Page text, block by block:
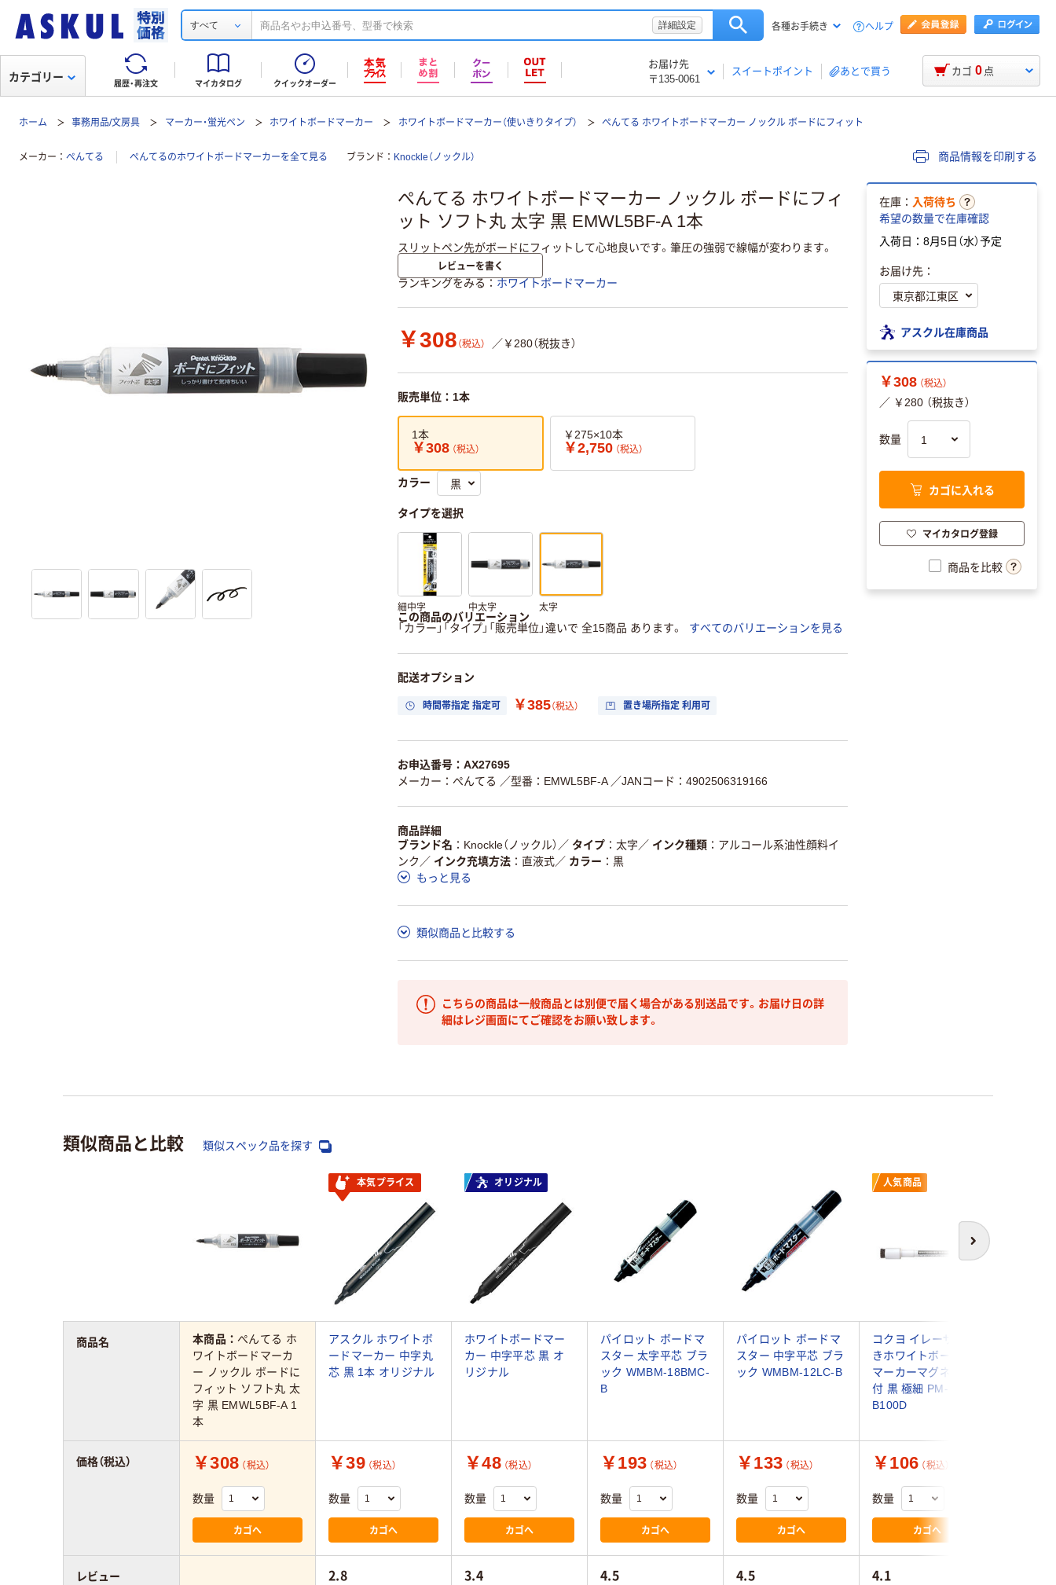
すべて 詳細設定 各種お手続き ヘルプ
履歴・再注文 マイカタログ クイックオーダー
お届け先
〒135-0061
スイートポイント あとで買う
カテゴリー カゴ 0 点
ホーム 事務用品/文房具 マーカー・蛍光ペン ホワイトボードマーカー ホワイトボードマーカー（使いきりタイプ） ぺんてる ホワイトボードマーカー ノックル ボードにフィット
メーカー ぺんてる ぺんてるのホワイトボードマーカーを全て見る ブランド Knockle（ノックル） 商品情報を印刷する
ぺんてる ホワイトボードマーカー ノックル ボードにフィ
ット ソフト丸 太字 黒 EMWL5BF-A 1本
スリットペン先がボードにフィットして心地良いです。筆圧の強弱で線幅が変わります。
レビューを書く
ランキングをみる ホワイトボードマーカー
￥308 （税込） ／￥280（税抜き）
販売単位：1本
1本
￥308 （税込）
￥275×10本
￥2,750 （税込）
カラー
タイプを選択
細中字 中太字 太字
この商品のバリエーション
「カラー」「タイプ」「販売単位」違いで 全15商品 あります。
すべてのバリエーションを見る
配送オプション
時間帯指定 指定可 ￥385（税込） 置き場所指定 利用可
お申込番号：AX27695
メーカー：ぺんてる ／型番：EMWL5BF-A ／JANコード：4902506319166
商品詳細
ブランド名
Knockle（ノックル） ／ タイプ 太字 ／ インク種類
アルコール系油性顔料イ
ンク ／ インク充填方法 直液式／ カラー
黒
もっと見る
類似商品と比較する
こちらの商品は一般商品とは別便で届く場合がある別送品です。お届け日の詳
細はレジ画面にてご確認をお願い致します。
在庫： 入荷待ち
希望の数量で在庫確認
入荷日：8月5日（水）予定
お届け先：
アスクル在庫商品
￥308 （税込）
／ ￥280 （税抜き）
数量
カゴに入れる
マイカタログ登録
商品を比較
類似商品と比較 類似スペック品を探す
次へ
本気プライス オリジナル 人気商品
本商品： ぺんてる ホ
ワイトボードマーカ
ー ノックル ボードに
フィット ソフト丸 太
字 黒 EMWL5BF-A 1
本
アスクル ホワイトボ
ードマーカー 中字丸
芯 黒 1本 オリジナル
ホワイトボードマー
カー 中字平芯 黒 オ
リジナル
パイロット ボードマ
スター 太字平芯 ブラ
ック WMBM-18BMC-
B
パイロット ボードマ
スター 中字平芯 ブラ
ック WMBM-12LC-B
コクヨ イレーザー付
きホワイトボード用
マーカーマグネット
付 黒 極細 PM-
B100D
￥308 （税込）
数量
カゴへ
￥39 （税込）
数量
カゴへ
￥48 （税込）
数量
カゴへ
￥193 （税込）
数量
カゴへ
￥133 （税込）
数量
カゴへ
￥106 （税込）
数量
カゴへ
2.8 3.4 4.5 4.5 4.1
商品名
価格（税込）
レビュー